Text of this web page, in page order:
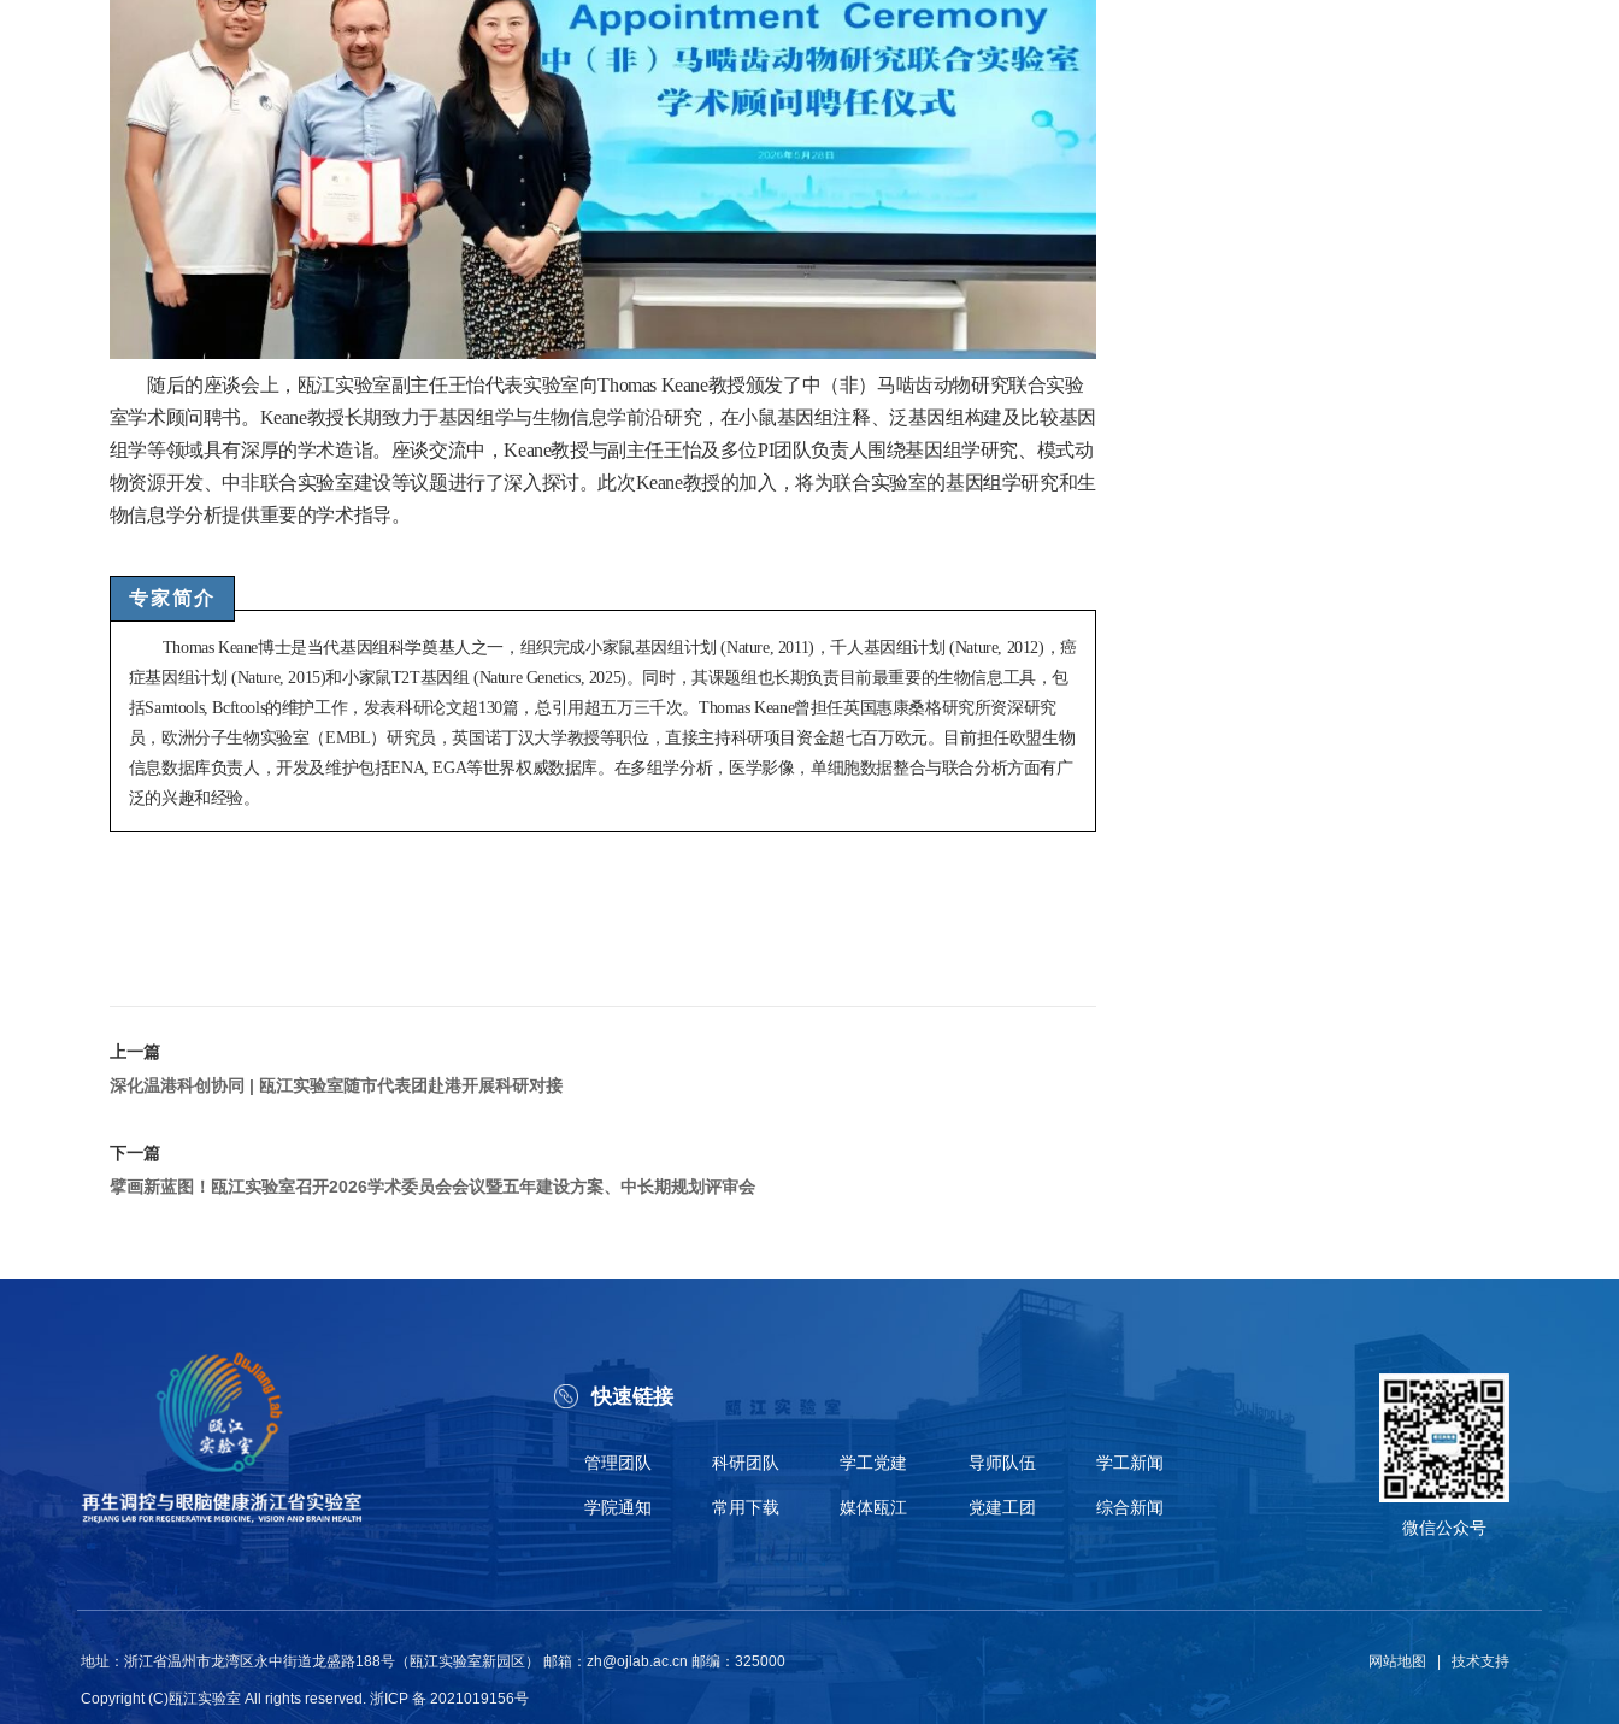
随后的座谈会上，瓯江实验室副主任王怡代表实验室向Thomas Keane教授颁发了中（非）马啮齿动物研究联合实验
室学术顾问聘书。Keane教授长期致力于基因组学与生物信息学前沿研究，在小鼠基因组注释、泛基因组构建及比较基因
组学等领域具有深厚的学术造诣。座谈交流中，Keane教授与副主任王怡及多位PI团队负责人围绕基因组学研究、模式动
物资源开发、中非联合实验室建设等议题进行了深入探讨。此次Keane教授的加入，将为联合实验室的基因组学研究和生
物信息学分析提供重要的学术指导。
专家简介
Thomas Keane博士是当代基因组科学奠基人之一，组织完成小家鼠基因组计划 (Nature, 2011)，千人基因组计划 (Nature, 2012)，癌
症基因组计划 (Nature, 2015)和小家鼠T2T基因组 (Nature Genetics, 2025)。同时，其课题组也长期负责目前最重要的生物信息工具，包
括Samtools, Bcftools的维护工作，发表科研论文超130篇，总引用超五万三千次。Thomas Keane曾担任英国惠康桑格研究所资深研究
员，欧洲分子生物实验室（EMBL）研究员，英国诺丁汉大学教授等职位，直接主持科研项目资金超七百万欧元。目前担任欧盟生物
信息数据库负责人，开发及维护包括ENA, EGA等世界权威数据库。在多组学分析， 医学影像，单细胞数据整合与联合分析方面有广
泛的兴趣和经验。
上一篇
深化温港科创协同 | 瓯江实验室随市代表团赴港开展科研对接
下一篇
擘画新蓝图！瓯江实验室召开2026学术委员会会议暨五年建设方案、中长期规划评审会
快速链接
管理团队 科研团队 学工党建 导师队伍 学工新闻
学院通知 常用下载 媒体瓯江 党建工团
综合新闻
微信公众号
地址：浙江省温州市龙湾区永中街道龙盛路188号（瓯江实验室新园区） 邮箱：zh@ojlab.ac.cn 邮编：325000
Copyright (C)瓯江实验室 All rights reserved.浙ICP 备 2021019156号
网站地图 |技术支持